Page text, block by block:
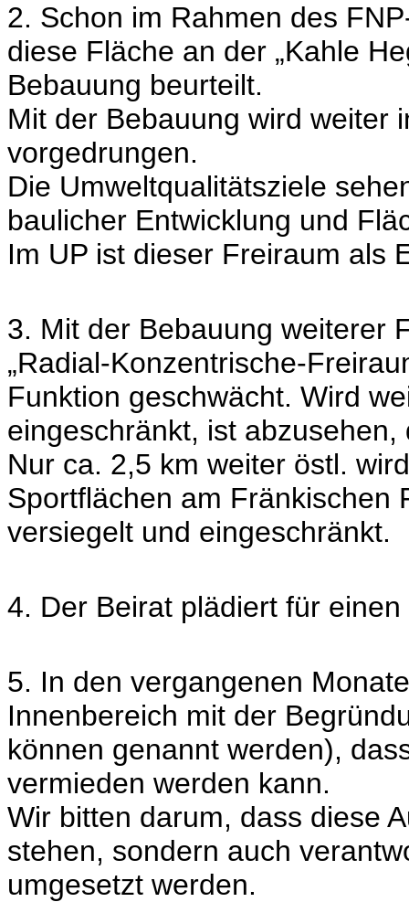
2. Schon im Rahmen des
diese Fläche an der „Kahle
Bebauung beurteilt.
Mit der Bebauung wird weiter
vorgedrungen.
Die Umweltqualitätsziele
baulicher Entwicklung und
Im UP ist dieser Freiraum als
3. Mit der Bebauung weiterer
„Radial-Konzentrische-
Funktion geschwächt. Wird
eingeschränkt, ist
Nur ca. 2,5 km weiter östl.
Sportflächen am Fränkischen
versiegelt und eingeschränkt.
4. Der Beirat plädiert für
5. In den vergangenen
Innenbereich mit der
können genannt werden),
vermieden werden kann.
Wir bitten darum, dass diese
stehen, sondern auch
umgesetzt werden.